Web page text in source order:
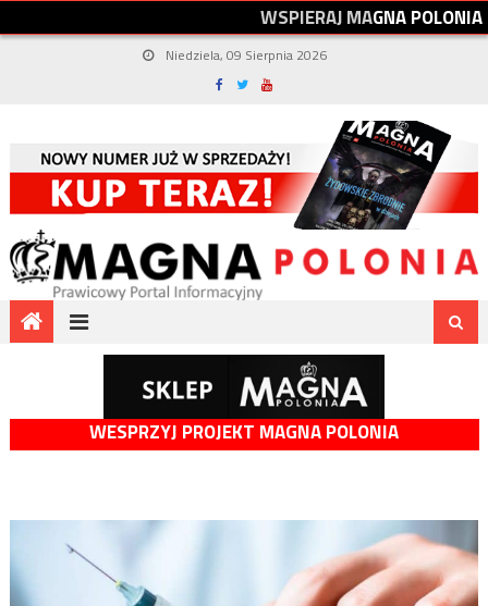
WSPIERAJMAGNAPOLONIA
Niedziela, 09 Sierpnia 2026
WESPRZYJ PROJEKT MAGNA POLONIA